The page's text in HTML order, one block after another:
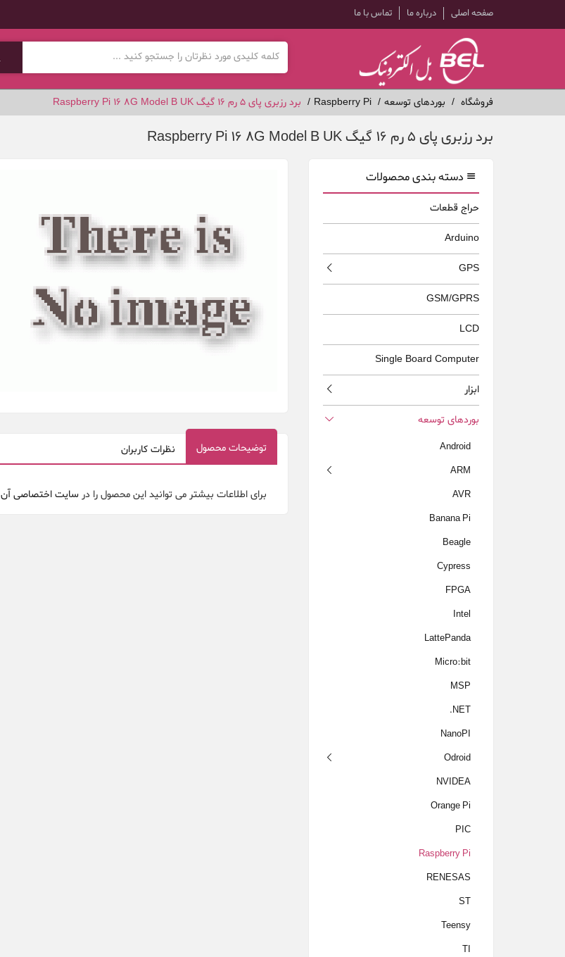
صفحه اصلی درباره ما تماس با ما
فروشگاه بوردهای توسعه Raspberry Pi برد رزبری پای 5 رم 16 گیگ Raspberry Pi 16 8G Model B UK
برد رزبری پای 5 رم 16 گیگ Raspberry Pi 16 8G Model B UK
توضیحات محصول نظرات کاربران
برای اطلاعات بیشتر می توانید این محصول را درسایت اختصاصی آن
دسته بندی محصولات
حراج قطعات
Arduino
GPS
GSM/GPRS
LCD
Single Board Computer
ابزار
بوردهای توسعه
Android
ARM
AVR
Banana Pi
Beagle
Cypress
FPGA
Intel
LattePanda
Micro:bit
MSP
NET.
NanoPI
Odroid
NVIDEA
Orange Pi
PIC
Raspberry Pi
RENESAS
ST
Teensy
TI